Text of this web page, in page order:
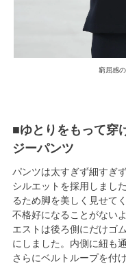
窮屈感
■ゆとりをもって穿
ジーパンツ
パンツは太すぎず細すぎ
シルエットを採用しまし
るため脚を美しく見せて
不格好になることがない
エストは後ろ側にだけゴ
にしました。内側に紐も
さらにベルトループを付